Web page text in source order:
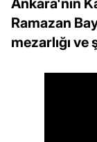
Ramazan
mezarlığı